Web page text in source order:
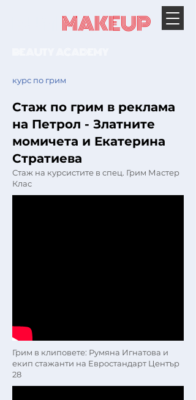
MAKEUP
курс по грим
Стаж по грим в реклама
на Петрол - Златните
момичета и Екатерина
Стратиева
Стаж на курсистите в спец. Грим Мастер
Клас
Грим в клиповете: Румяна Игнатова и
екип стажанти на Евростандарт Център
28